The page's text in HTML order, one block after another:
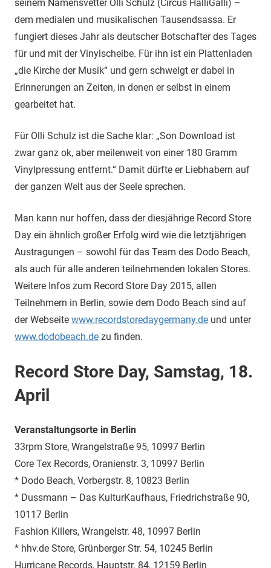
seinem Namensvetter Olli Schulz (Circus HalliGalli) –
dem medialen und musikalischen Tausendsassa. Er
fungiert dieses Jahr als deutscher Botschafter des Tages
für und mit der Vinylscheibe. Für ihn ist ein Plattenladen
„die Kirche der Musik“ und gern schwelgt er dabei in
Erinnerungen an Zeiten, in denen er selbst in einem
gearbeitet hat.
Für Olli Schulz ist die Sache klar: „Son Download ist
zwar ganz ok, aber meilenweit von einer 180 Gramm
Vinylpressung entfernt.“ Damit dürfte er Liebhabern auf
der ganzen Welt aus der Seele sprechen.
Man kann nur hoffen, dass der diesjährige Record Store
Day ein ähnlich großer Erfolg wird wie die letztjährigen
Austragungen – sowohl für das Team des Dodo Beach,
als auch für alle anderen teilnehmenden lokalen Stores.
Weitere Infos zum Record Store Day 2015, allen
Teilnehmern in Berlin, sowie dem Dodo Beach sind auf
der Webseite www.recordstoredaygermany.de und unter
www.dodobeach.de zu finden.
Record Store Day, Samstag, 18.
April
Veranstaltungsorte in Berlin
33rpm Store, Wrangelstraße 95, 10997 Berlin
Core Tex Records, Oranienstr. 3, 10997 Berlin
* Dodo Beach, Vorbergstr. 8, 10823 Berlin
* Dussmann – Das KulturKaufhaus, Friedrichstraße 90,
10117 Berlin
Fashion Killers, Wrangelstr. 48, 10997 Berlin
* hhv.de Store, Grünberger Str. 54, 10245 Berlin
Hurricane Records, Hauptstr. 84, 12159 Berlin